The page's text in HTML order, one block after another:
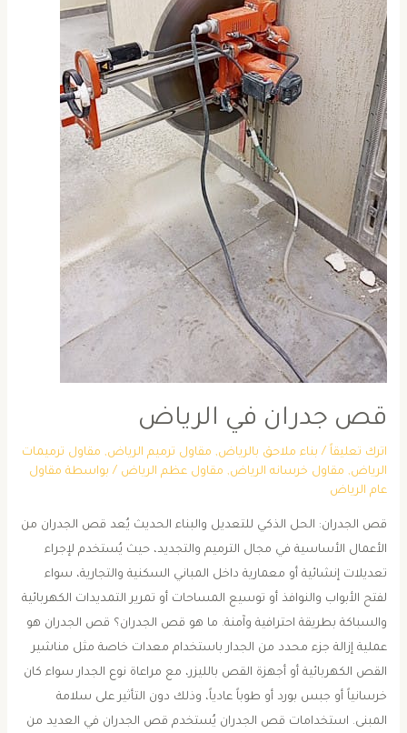
قص جدران في الرياض
اترك تعليقاً / بناء ملاحق بالرياض, مقاول ترميم الرياض, مقاول ترميمات
الرياض, مقاول خرسانه الرياض, مقاول عظم الرياض / بواسطة مقاول
عام الرياض
قص الجدران: الحل الذكي للتعديل والبناء الحديث يُعد قص الجدران من
الأعمال الأساسية في مجال الترميم والتجديد، حيث يُستخدم لإجراء
تعديلات إنشائية أو معمارية داخل المباني السكنية والتجارية، سواء
لفتح الأبواب والنوافذ أو توسيع المساحات أو تمرير التمديدات الكهربائية
والسباكة بطريقة احترافية وآمنة. ما هو قص الجدران؟ قص الجدران هو
عملية إزالة جزء محدد من الجدار باستخدام معدات خاصة مثل مناشير
القص الكهربائية أو أجهزة القص بالليزر، مع مراعاة نوع الجدار سواء كان
خرسانياً أو جبس بورد أو طوباً عادياً، وذلك دون التأثير على سلامة
المبنى. استخدامات قص الجدران يُستخدم قص الجدران في العديد من